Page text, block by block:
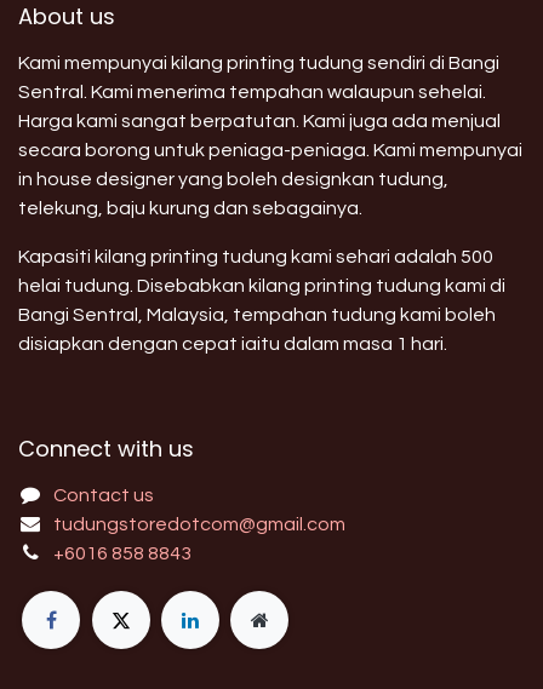
About us
Kami mempunyai kilang printing tudung sendiri di Bangi
Sentral. Kami menerima tempahan walaupun sehelai.
Harga kami sangat berpatutan. Kami juga ada menjual
secara borong untuk peniaga-peniaga. Kami mempunyai
in house designer yang boleh designkan tudung,
telekung, baju kurung dan sebagainya.
Kapasiti kilang printing tudung kami sehari adalah 500
helai tudung. Disebabkan kilang printing tudung kami di
Bangi Sentral, Malaysia, tempahan tudung kami boleh
disiapkan dengan cepat iaitu dalam masa 1 hari.
Connect with us
Contact us
tudungstoredotcom@gmail.com
+6016 858 8843